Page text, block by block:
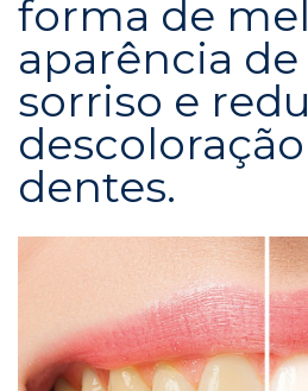
forma de
aparência
sorriso e
dentes.